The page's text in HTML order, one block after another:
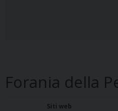
Forania della
Siti web